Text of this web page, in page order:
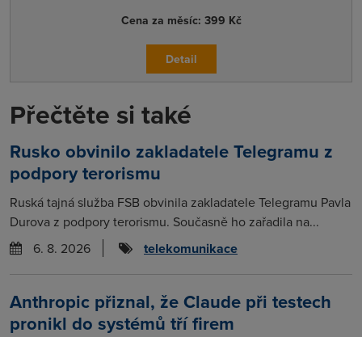
Cena za měsíc: 399 Kč
Detail
Přečtěte si také
Rusko obvinilo zakladatele Telegramu z
podpory terorismu
Ruská tajná služba FSB obvinila zakladatele Telegramu Pavla
Durova z podpory terorismu. Současně ho zařadila na...
6. 8. 2026
telekomunikace
Anthropic přiznal, že Claude při testech
pronikl do systémů tří firem